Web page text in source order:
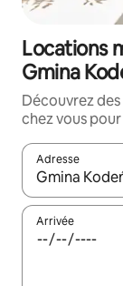
Locations
Gmina
Découvrez
chez vous
Adresse
Lorsque les
Arrivée